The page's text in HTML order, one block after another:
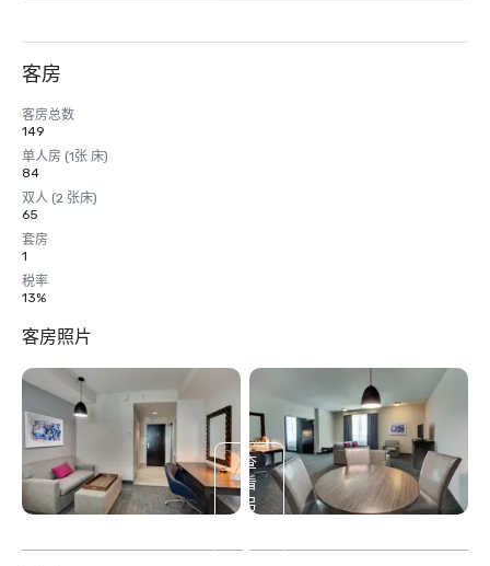
客房
客房总数
149
单人房 (1张 床)
84
双人 (2 张床)
65
套房
1
税率
13%
客房照片
查
看
另
2